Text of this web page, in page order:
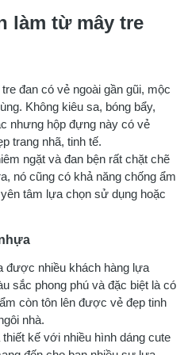
làm từ mây tre
đan có vẻ ngoài gần gũi, mộc
Không kiêu sa, bóng bẩy,
nhưng hộp đựng này có vẻ
trang nhã, tinh tế.
ngặt và đan bện rất chặt chẽ
nó cũng có khả năng chống ẩm
tâm lựa chọn sử dụng hoặc
được nhiều khách hàng lựa
sắc phong phú và đặc biệt là có
còn tôn lên được vẻ đẹp tinh
nhà.
kế với nhiều hình dáng cute